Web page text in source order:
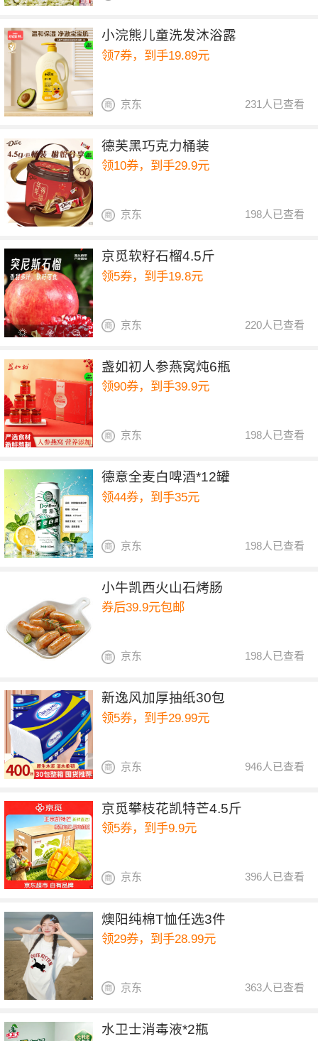
小浣熊儿童洗发沐浴露
领7券，到手19.89元
231人已查看
京东
德芙黑巧克力桶装
领10券，到手29.9元
198人已查看
京东
京觅软籽石榴4.5斤
领5券，到手19.8元
220人已查看
京东
盏如初人参燕窝炖6瓶
领90券，到手39.9元
198人已查看
京东
德意全麦白啤酒*12罐
领44券，到手35元
198人已查看
京东
小牛凯西火山石烤肠
券后39.9元包邮
198人已查看
京东
新逸风加厚抽纸30包
领5券，到手29.99元
946人已查看
京东
京觅攀枝花凯特芒4.5斤
领5券，到手9.9元
396人已查看
京东
燠阳纯棉T恤任选3件
领29券，到手28.99元
363人已查看
京东
水卫士消毒液*2瓶